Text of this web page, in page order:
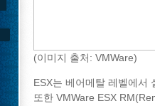
(이미지 출처: VMWare)
ESX는 베어메탈 레벨에서
또한 VMWare ESX